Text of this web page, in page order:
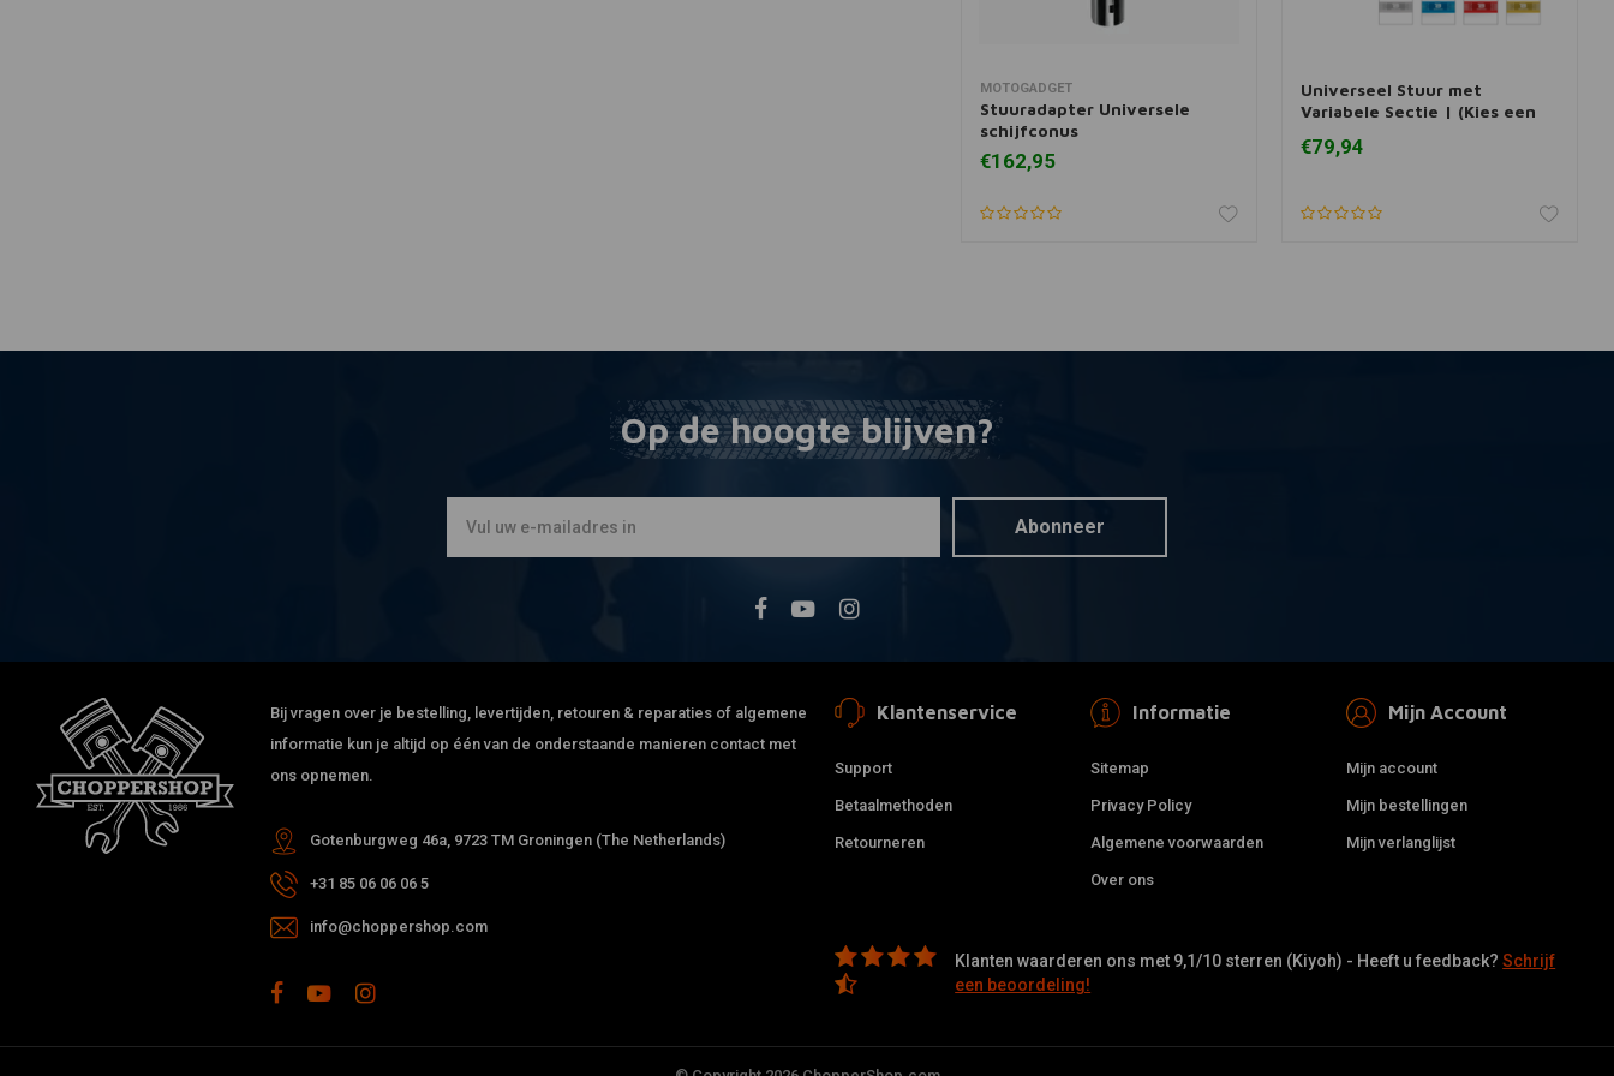
Toevoegen aan winkelwagen
MOTOGADGET
Stuuradapter Universele
schijfconus
€162,95
Toevoegen aan winkelwagen
Universeel Stuur met
Variabele Sectie | (Kies een
€79,94
Op de hoogte blijven?
Abonneer
Bij vragen over je bestelling, levertijden, retouren & reparaties of algemene
informatie kun je altijd op één van de onderstaande manieren contact met
ons opnemen.
Gotenburgweg 46a, 9723 TM Groningen (The Netherlands)
+31 85 06 06 06 5
info@choppershop.com
Klantenservice
Support
Betaalmethoden
Retourneren
Informatie
Sitemap
Privacy Policy
Algemene voorwaarden
Over ons
Mijn Account
Mijn account
Mijn bestellingen
Mijn verlanglijst
Klanten waarderen ons met 9,1/10 sterren (Kiyoh) - Heeft u feedback?Schrijf
een beoordeling!